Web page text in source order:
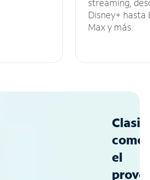
Disney+ hasta
Max y más.
como
el